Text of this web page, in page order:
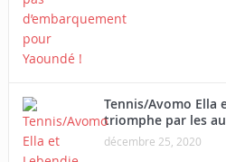
Tennis/Avomo Ella
triomphe par les
décembre 25, 2020